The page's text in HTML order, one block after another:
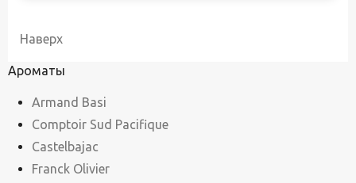
Наверх
Ароматы
Armand Basi
Comptoir Sud Pacifique
Castelbajac
Franck Olivier